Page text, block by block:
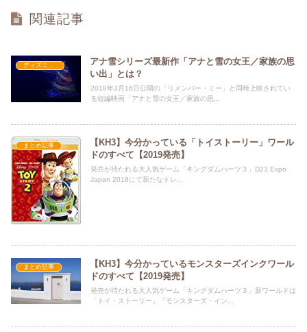
関連記事
アナ雪シリーズ最新作「アナと雪の女王／家族の思
い出」とは？
2018年3月16日公開の「リメンバー・ミー」と同時上映されてい
る短編映画「アナと雪の女王／家族の思...
まとめ記事
【KH3】今分かっている「トイストーリー」ワール
ドのすべて【2019発売】
発売が待たれる大人気ゲーム「キングダムハーツ３」D23 Expo
Japan 2018にて新たなトレ...
まとめ記事
【KH3】今分かっているモンスターズインクワール
ドのすべて【2019発売】
発売が待たれる大人気ゲーム「キングダムハーツ３」新ワールドは
「トイ・ストーリー」「モンスターズ・イン...